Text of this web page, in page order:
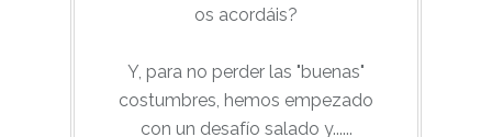
os acordáis?
Y, para no perder las "buenas"
costumbres, hemos empezado
con un desafío salado y......